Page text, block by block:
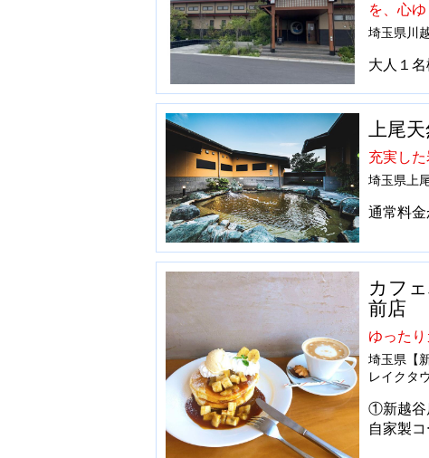
を、心
埼玉県川
大人１
上尾
充実し
埼玉県上
通常料
カフ
前店
ゆった
埼玉県【
レイクタ
①新越谷
自家製